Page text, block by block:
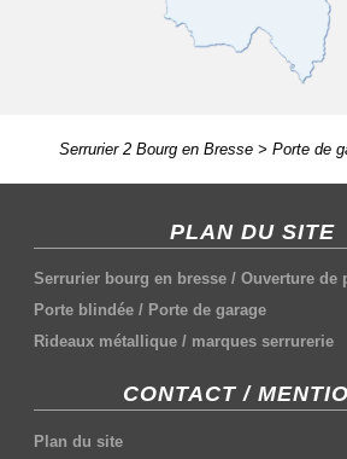
Serrurier 2 Bourg en Bresse> Porte de
PLAN DU SITE
Serrurier bourg en bresse /Ouverture de
Porte blindée / Porte de garage
Rideaux métallique / marques serrurerie
CONTACT /
Plan du site